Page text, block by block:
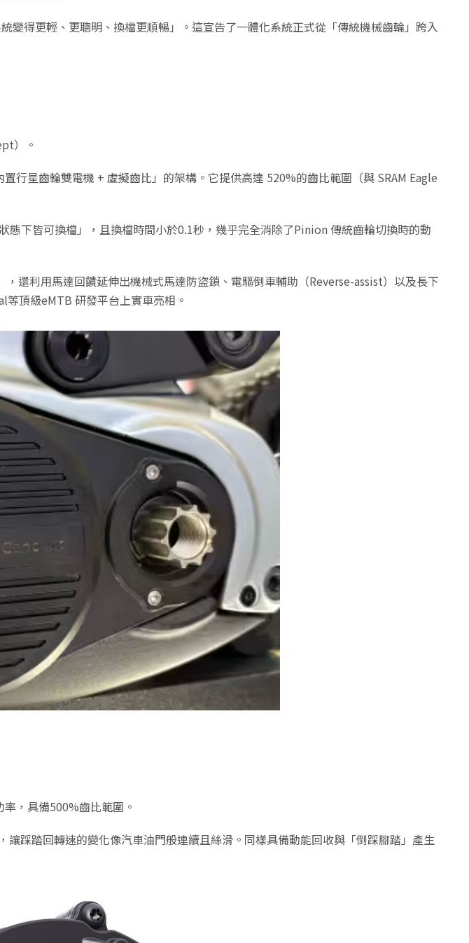
得更輕、更聰明、換檔更順暢」。這宣告了一體化系統正式從「傳統機械齒輪」跨入
）。
行星齒輪雙電機 + 虛擬齒比」的架構。它提供高達 520%的齒比範圍（與 SRAM Eagle
下皆可換檔」，且換檔時間小於0.1秒，幾乎完全消除了Pinion 傳統齒輪切換時的動
還利用馬達回饋延伸出機械式馬達防盜鎖、電驅倒車輔助（Reverse-assist）以及長下
頂級eMTB 研發平台上實車亮相。
，具備500%齒比範圍。
踩踏回轉速的變化像汽車油門般連續且絲滑。同樣具備動能回收與「倒踩腳踏」產生